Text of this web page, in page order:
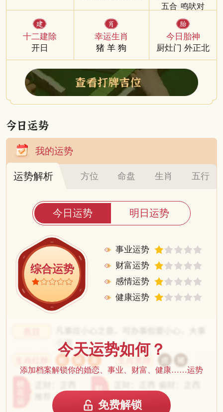
十二建除
开日
幸运生肖
猪 羊 狗
五合 鸣吠对
今日胎神
厨灶门 外正北
我的运势
运势解析 方位 命盘 生肖 五行
今日运势 明日运势
综合运势
事业运势
财富运势
感情运势
健康运势
今天运势如何？
添加档案解锁你的婚恋、事业、财富、健康……运势
免费解锁